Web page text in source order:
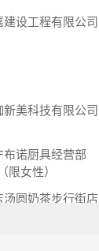
建设工程有限公司
新美科技有限公司
布诺厨具经营部
限女性）
汤圆奶茶步行街店